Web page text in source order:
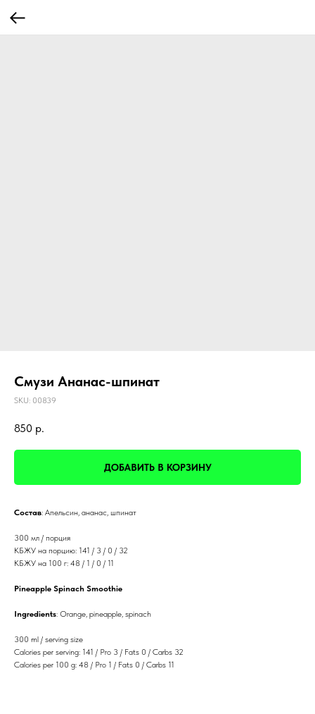
Смузи Ананас-шпинат
SKU: 00839
850 р.
ДОБАВИТЬ В КОРЗИНУ
Состав: Апельсин, ананас, шпинат
300 мл / порция
КБЖУ на порцию: 141 / 3 / 0 / 32
КБЖУ на 100 г: 48 / 1 / 0 / 11
Pineapple Spinach Smoothie
Ingredients: Orange, pineapple, spinach
300 ml / serving size
Calories per serving: 141 / Pro 3 / Fats 0 / Carbs 32
Calories per 100 g: 48 / Pro 1 / Fats 0 / Carbs 11